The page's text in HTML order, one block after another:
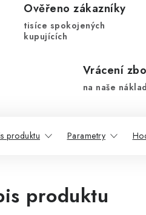
Ověřeno zákazníky
tisíce spokojených
kupujících
Vrácení
na naše
produktu Parametry
produktu